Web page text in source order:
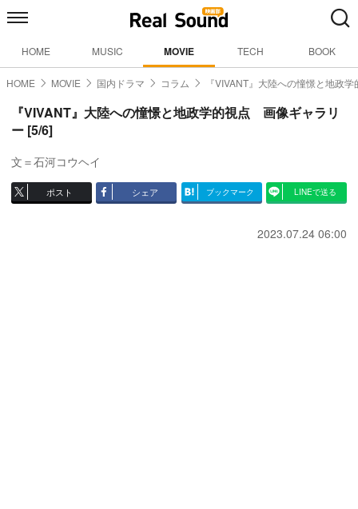
HOME MUSIC MOVIE TECH BOOK
HOME MOVIE 国内ドラマ コラム 『VIVANT』大陸への憧憬と地政学
『VIVANT』大陸への憧憬と地政学的視点 画像ギャラリ
ー [5/6]
文＝石河コウヘイ
ポスト シェア ブックマーク LINEで送る
2023.07.24 06:00